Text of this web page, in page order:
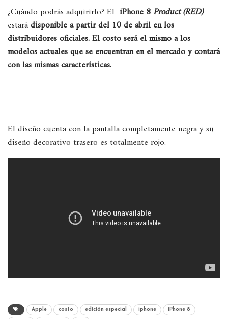
¿Cuándo podrás adquirirlo? El iPhone 8Product (RED)
estarádisponible a partir del 10 de abril en los
distribuidores oficiales. El costo será el mismo a los
modelos actuales que se encuentran en el mercado y contará
con las mismascaracterísticas.
El diseño cuenta con la pantalla completamente negra y su
diseño decorativo trasero es totalmente rojo.
Apple costo edición especial iphone iPhone 8